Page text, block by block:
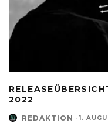
2022
REDAKTION · 1.